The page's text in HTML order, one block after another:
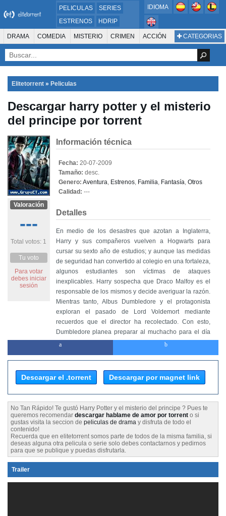
PELICULAS
SERIES
ESTRENOS
HDRIP
MICROHD
720P
DVDRIP
IDIOMA
CATEGORIAS
DRAMA COMEDIA MISTERIO CRIMEN ACCIÓN
SUSPENSO AVENTURA
ANIMACIÓN ROMANCE TERROR CIENCIA FICCIÓN FANTASÍA
FAMILIA DOCUS Y TV
PELÍCULA DE LA TELEVISIÓN FOREIGN KIDS REALITY ANIMACION
THRILLER
Elitetorrent » Peliculas
Descargar harry potter y el misterio
del principe por torrent
Valoración
---
Total votos: 1
Tu voto
Para votar
debes iniciar
sesión
Información técnica
Fecha: 20-07-2009
Tamaño: desc.
Genero: Aventura, Estrenos, Familia, Fantasía, Otros
Calidad: ---
Detalles
En medio de los desastres que azotan a Inglaterra,
Harry y sus compañeros vuelven a Hogwarts para
cursar su sexto año de estudios; y aunque las medidas
de seguridad han convertido al colegio en una fortaleza,
algunos estudiantes son víctimas de ataques
inexplicables. Harry sospecha que Draco Malfoy es el
responsable de los mismos y decide averiguar la razón.
Mientras tanto, Albus Dumbledore y el protagonista
exploran el pasado de Lord Voldemort mediante
recuerdos que el director ha recolectado. Con esto,
Dumbledore planea preparar al muchacho para el día
de la batalla final.
Descargar el .torrent Descargar por magnet link
No Tan Rápido! Te gustó Harry Potter y el misterio del principe ? Pues te
queremos recomendar descargar hablame de amor por torrent o si
gustas visita la seccion de peliculas de drama y disfruta de todo el
contenido!
Recuerda que en elitetorrent somos parte de todos de la misma familia, si
deseas alguna otra pelicula o serie solo debes contactarnos y pedirnos
para que se publique y puedas disfrutarla.
Trailer